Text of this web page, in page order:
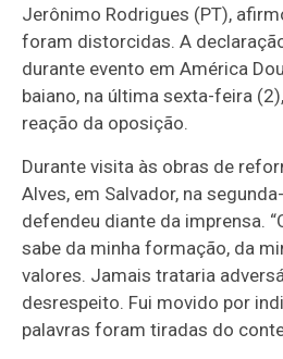
Jerônimo Rodrigues (PT),
foram distorcidas. A
durante evento em América
baiano, na última sexta-feira
reação da oposição.
Durante visita às obras de
Alves, em Salvador, na
defendeu diante da imprensa.
sabe da minha formação, da
valores. Jamais trataria
desrespeito. Fui movido por
palavras foram tiradas do